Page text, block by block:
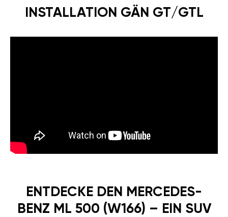
INSTALLATION GÄN GT/GTL
ENTDECKE DEN MERCEDES-
BENZ ML 500 (W166) – EIN SUV